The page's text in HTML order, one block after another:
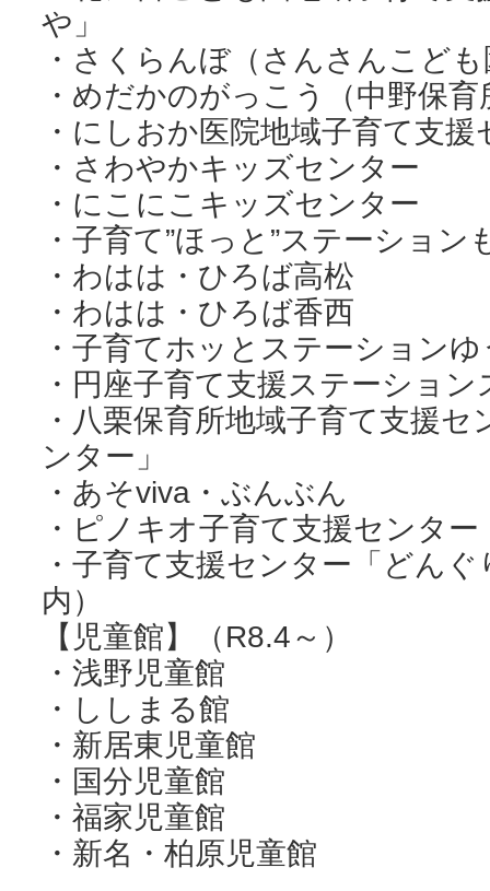
や」
・さくらんぼ（さんさんこど
・めだかのがっこう（中野保育
・にしおか医院地域子育て支援
・さわやかキッズセンター
・にこにこキッズセンター
・子育て”ほっと”ステーション
・わはは・ひろば高松
・わはは・ひろば香西
・子育てホッとステーション
・円座子育て支援ステーショ
・八栗保育所地域子育て支援
ンター」
・あそviva・ぶんぶん
・ピノキオ子育て支援センター
・子育て支援センター「どん
内）
【児童館】（R8.4～）
・浅野児童館
・ししまる館
・新居東児童館
・国分児童館
・福家児童館
・新名・柏原児童館